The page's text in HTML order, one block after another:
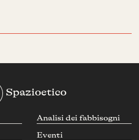
Spazioetico
Analisi dei fabbisogni
Eventi